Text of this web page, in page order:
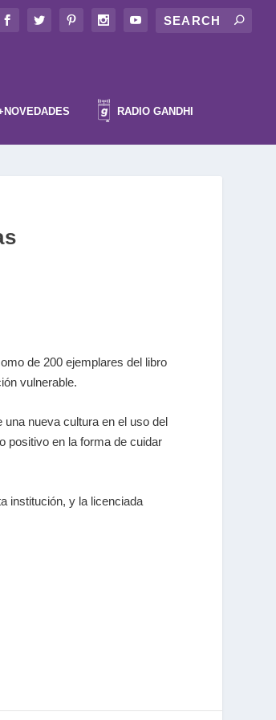
RADIO GANDHI
de 200 ejemplares del libro
vulnerable.
nueva cultura en el uso del
positivo en la forma de cuidar
institución, y la licenciada